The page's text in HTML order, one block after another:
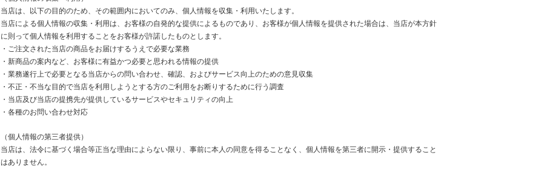
当店は、以下の目的のため、その範囲内においてのみ、個人情報を収集・利用いたします。
当店による個人情報の収集・利用は、お客様の自発的な提供によるものであり、お客様が個人情報を提供された場合は、当店が本方針
に則って個人情報を利用することをお客様が許諾したものとします。
・ご注文された当店の商品をお届けするうえで必要な業務
・新商品の案内など、お客様に有益かつ必要と思われる情報の提供
・業務遂行上で必要となる当店からの問い合わせ、確認、およびサービス向上のための意見収集
・不正・不当な目的で当店を利用しようとする方のご利用をお断りするために行う調査
・当店及び当店の提携先が提供しているサービスやセキュリティの向上
・各種のお問い合わせ対応
（個人情報の第三者提供）
当店は、法令に基づく場合等正当な理由によらない限り、事前に本人の同意を得ることなく、個人情報を第三者に開示・提供すること
はありません。